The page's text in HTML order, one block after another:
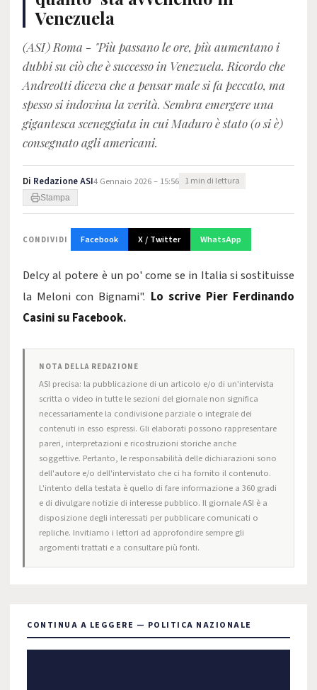
Venezuela
(ASI) Roma - "Più passano le ore, più aumentano i
dubbi su ciò che è successo in Venezuela. Ricordo che
Andreotti diceva che a pensar male si fa peccato, ma
spesso si indovina la verità. Sembra emergere una
gigantesca sceneggiata in cui Maduro è stato (o si è)
consegnato agli americani.
Di Redazione ASI4 Gennaio 2026 – 15:56 1 min di lettura
Stampa
CONDIVIDI Facebook X / Twitter WhatsApp
Delcy al potere è un po' come se in Italia si sostituisse
la Meloni con Bignami". Lo scrive Pier Ferdinando
Casini su Facebook.
NOTA DELLA REDAZIONE
ASI precisa: la pubblicazione di un articolo e/o di un'intervista
scritta o video in tutte le sezioni del giornale non significa
necessariamente la condivisione parziale o integrale dei
contenuti in esso espressi. Gli elaborati possono rappresentare
pareri, interpretazioni e ricostruzioni storiche anche
soggettive. Pertanto, le responsabilità delle dichiarazioni sono
dell'autore e/o dell'intervistato che ci ha fornito il contenuto.
L'intento della testata è quello di fare informazione a 360 gradi
e di divulgare notizie di interesse pubblico. Il giornale ASI è a
disposizione degli interessati per pubblicare comunicati o
repliche. Invitiamo i lettori ad approfondire sempre gli
argomenti trattati e a consultare più fonti.
CONTINUA A LEGGERE — POLITICA NAZIONALE